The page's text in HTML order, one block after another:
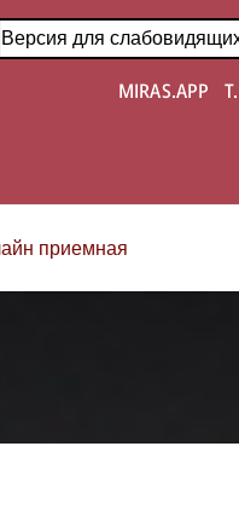
Версия для
приемная